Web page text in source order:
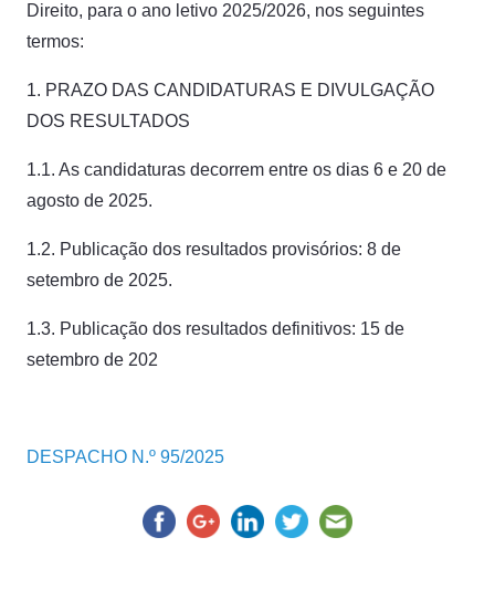
Direito, para o ano letivo 2025/2026, nos seguintes
termos:
1. PRAZO DAS CANDIDATURAS E DIVULGAÇÃO
DOS RESULTADOS
1.1. As candidaturas decorrem entre os dias 6 e 20 de
agosto de 2025.
1.2. Publicação dos resultados provisórios: 8 de
setembro de 2025.
1.3. Publicação dos resultados definitivos: 15 de
setembro de 202
DESPACHO N.º 95/2025